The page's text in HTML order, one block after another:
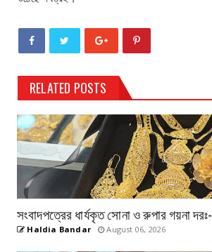
RELATED POSTS
সংবাদপত্রের ধার্যকৃত সোনা ও রুপার গয়না দরঃ-
Haldia Bandar August 06, 2026